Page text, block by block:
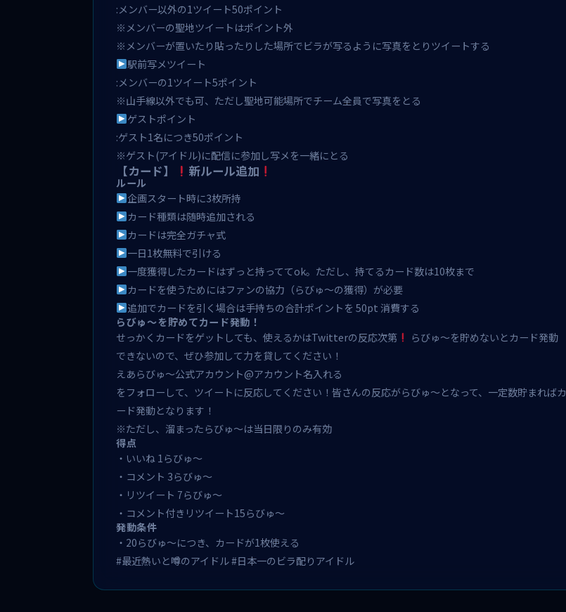
:メンバー以外の1ツイート50ポイント
※メンバーの聖地ツイートはポイント外
※メンバーが置いたり貼ったりした場所でビラが写るように写真をとりツイートする
駅前写メツイート
:メンバーの1ツイート5ポイント
※山手線以外でも可、ただし聖地可能場所でチーム全員で写真をとる
ゲストポイント
:ゲスト1名につき50ポイント
※ゲスト(アイドル)に配信に参加し写メを一緒にとる
【カード】 新ルール追加
ルール
企画スタート時に3枚所持
カード種類は随時追加される
カードは完全ガチャ式
一日1枚無料で引ける
一度獲得したカードはずっと持っててok。ただし、持てるカード数は10枚まで
カードを使うためにはファンの協力（らびゅ〜の獲得）が必要
追加でカードを引く場合は手持ちの合計ポイントを 50pt 消費する
らびゅ〜を貯めてカード発動！
せっかくカードをゲットしても、使えるかはTwitterの反応次第
らびゅ〜を貯めないとカード発動
できないので、ぜひ参加して力を貸してください！
えあらびゅ〜公式アカウント@アカウント名入れる
をフォローして、ツイートに反応してください！皆さんの反応がらびゅ〜となって、一定数貯まればカ
ード発動となります！
※ただし、溜まったらびゅ〜は当日限りのみ有効
得点
・いいね 1らびゅ〜
・コメント 3らびゅ〜
・リツイート 7らびゅ〜
・コメント付きリツイート15らびゅ〜
発動条件
・20らびゅ〜につき、カードが1枚使える
#最近熱いと噂のアイドル #日本一のビラ配りアイドル